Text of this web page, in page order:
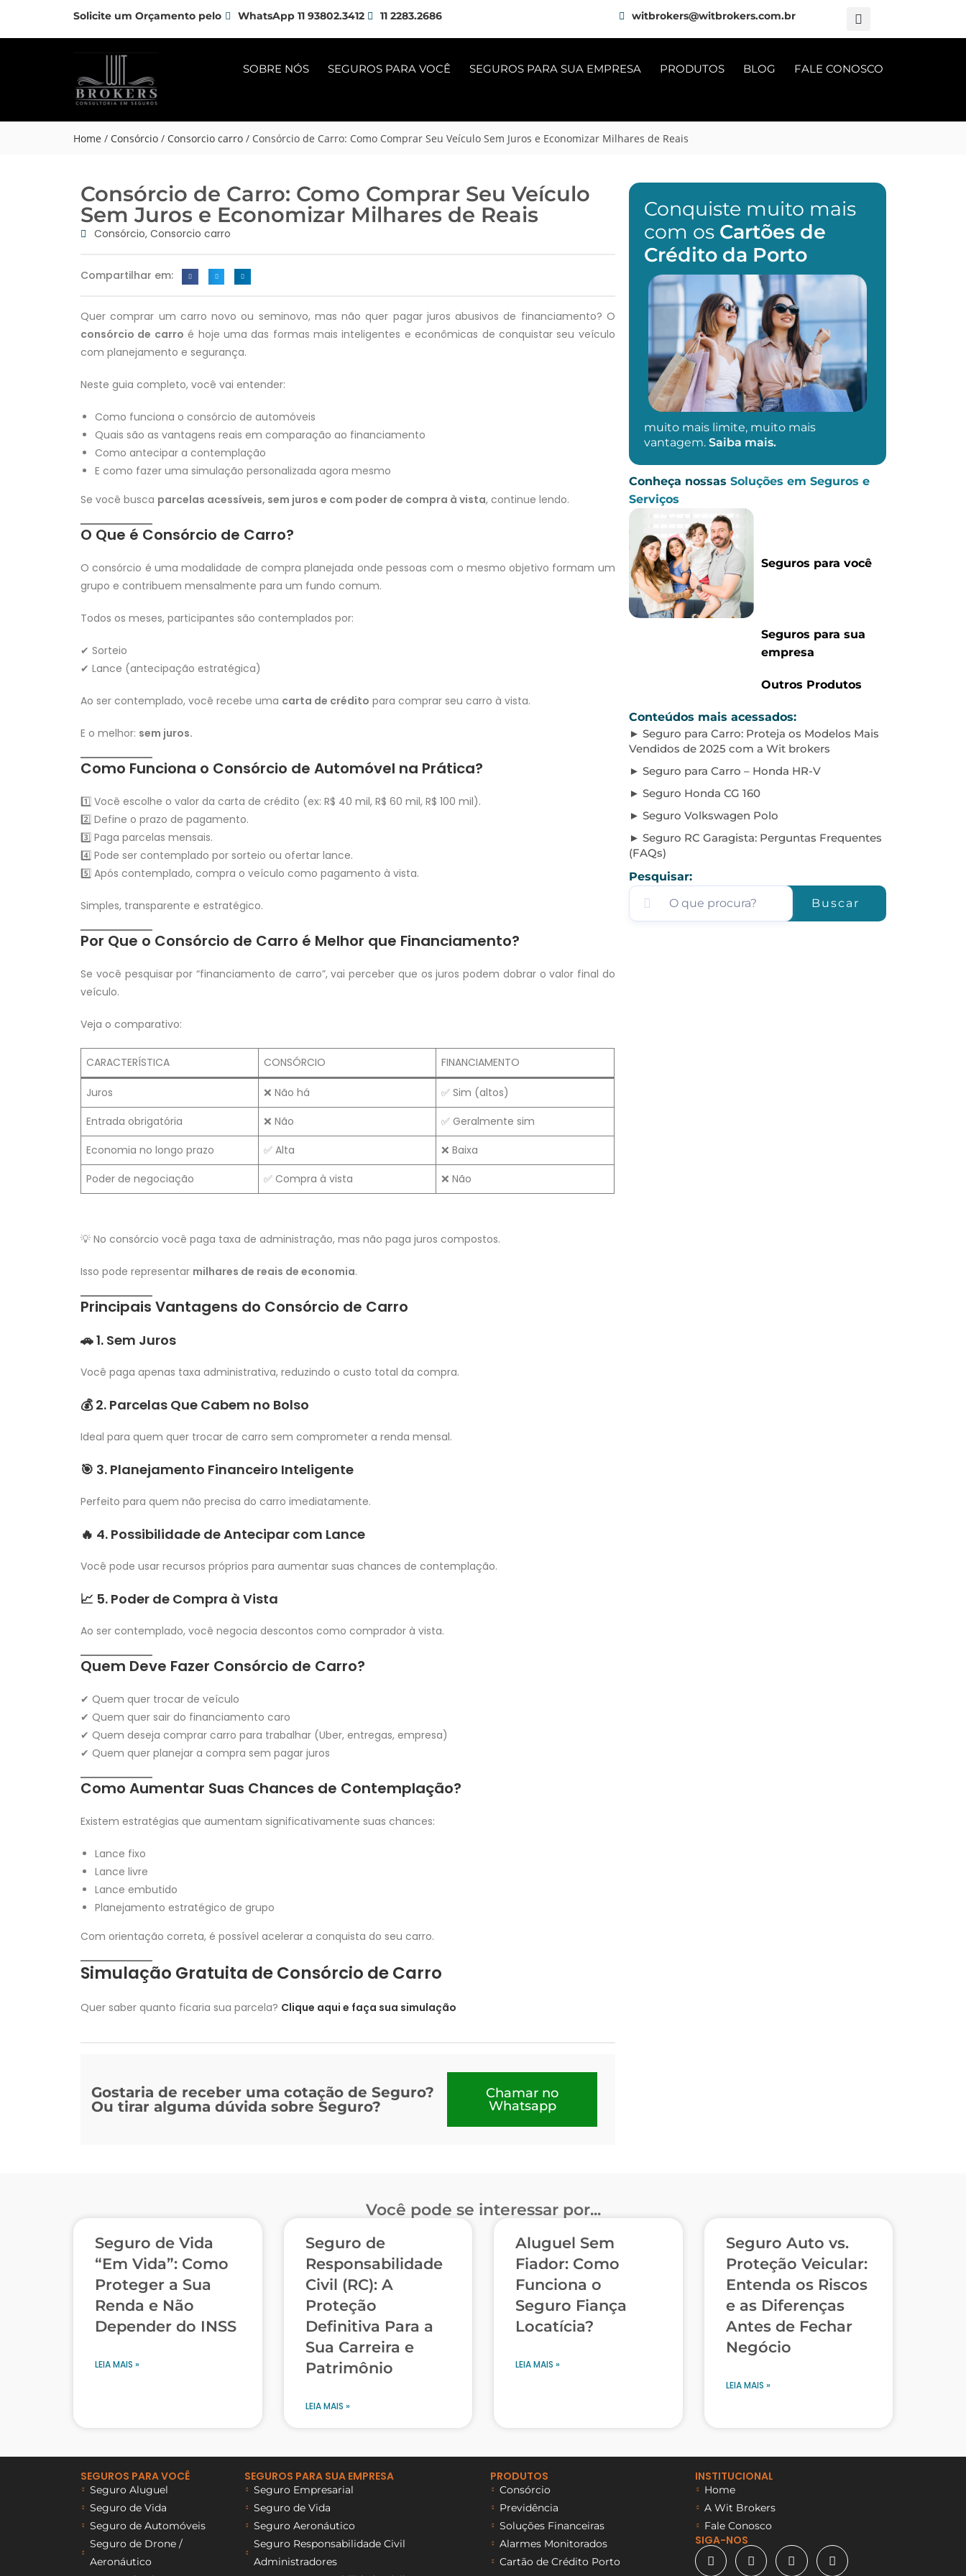
Solicite um Orçamento pelo WhatsApp 11 93802.3412 11 2283.2686 witbrokers@witbrokers.com.br
SOBRE NÓS SEGUROS PARA VOCÊ SEGUROS PARA SUA EMPRESA PRODUTOS BLOG FALE CONOSCO
Home / Consórcio / Consorcio carro / Consórcio de Carro: Como Comprar Seu Veículo Sem Juros e Economizar Milhares de Reais
Consórcio de Carro: Como Comprar Seu Veículo
Sem Juros e Economizar Milhares de Reais
Consórcio, Consorcio carro
Compartilhar em:
Quer comprar um carro novo ou seminovo, mas não quer pagar juros abusivos de financiamento? O
consórcio de carro é hoje uma das formas mais inteligentes e econômicas de conquistar seu veículo
com planejamento e segurança.
Neste guia completo, você vai entender:
Como funciona o consórcio de automóveis
Quais são as vantagens reais em comparação ao financiamento
Como antecipar a contemplação
E como fazer uma simulação personalizada agora mesmo
Se você busca parcelas acessíveis, sem juros e com poder de compra à vista, continue lendo.
O Que é Consórcio de Carro?
O consórcio é uma modalidade de compra planejada onde pessoas com o mesmo objetivo formam um
grupo e contribuem mensalmente para um fundo comum.
Todos os meses, participantes são contemplados por:
✔ Sorteio
✔ Lance (antecipação estratégica)
Ao ser contemplado, você recebe uma carta de crédito para comprar seu carro à vista.
E o melhor: sem juros.
Como Funciona o Consórcio de Automóvel na Prática?
1️⃣ Você escolhe o valor da carta de crédito (ex: R$ 40 mil, R$ 60 mil, R$ 100 mil).
2️⃣ Define o prazo de pagamento.
3️⃣ Paga parcelas mensais.
4️⃣ Pode ser contemplado por sorteio ou ofertar lance.
5️⃣ Após contemplado, compra o veículo como pagamento à vista.
Simples, transparente e estratégico.
Por Que o Consórcio de Carro é Melhor que Financiamento?
Se você pesquisar por “financiamento de carro”, vai perceber que os juros podem dobrar o valor final do
veículo.
Veja o comparativo:
CARACTERÍSTICA CONSÓRCIO FINANCIAMENTO
Juros ❌ Não há
✅ Sim (altos)
Entrada obrigatória
❌ Não
✅ Geralmente sim
Economia no longo prazo
✅ Alta
❌ Baixa
Poder de negociação
✅ Compra à vista ❌ Não
💡 No consórcio você paga taxa de administração, mas não paga juros compostos.
Isso pode representar milhares de reais de economia.
Principais Vantagens do Consórcio de Carro
🚗 1. Sem Juros
Você paga apenas taxa administrativa, reduzindo o custo total da compra.
💰 2. Parcelas Que Cabem no Bolso
Ideal para quem quer trocar de carro sem comprometer a renda mensal.
🎯 3. Planejamento Financeiro Inteligente
Perfeito para quem não precisa do carro imediatamente.
🔥 4. Possibilidade de Antecipar com Lance
Você pode usar recursos próprios para aumentar suas chances de contemplação.
📈 5. Poder de Compra à Vista
Ao ser contemplado, você negocia descontos como comprador à vista.
Quem Deve Fazer Consórcio de Carro?
✔ Quem quer trocar de veículo
✔ Quem quer sair do financiamento caro
✔ Quem deseja comprar carro para trabalhar (Uber, entregas, empresa)
✔ Quem quer planejar a compra sem pagar juros
Como Aumentar Suas Chances de Contemplação?
Existem estratégias que aumentam significativamente suas chances:
Lance fixo
Lance livre
Lance embutido
Planejamento estratégico de grupo
Com orientação correta, é possível acelerar a conquista do seu carro.
Simulação Gratuita de Consórcio de Carro
Quer saber quanto ficaria sua parcela? Clique aqui e faça sua simulação
Gostaria de receber uma cotação de Seguro?
Ou tirar alguma dúvida sobre Seguro?
Chamar no
Whatsapp
Conquiste muito mais
com os Cartões de
Crédito da Porto
muito mais limite, muito mais
vantagem. Saiba mais.
Conheça nossas Soluções em Seguros e
Serviços
Seguros para você
Seguros para sua
empresa
Outros Produtos
Conteúdos mais acessados:
Seguro para Carro: Proteja os Modelos Mais
Vendidos de 2025 com a Wit brokers
Seguro para Carro – Honda HR-V
Seguro Honda CG 160
Seguro Volkswagen Polo
Seguro RC Garagista: Perguntas Frequentes
(FAQs)
Pesquisar:
Buscar
Você pode se interessar por...
Seguro de Vida
“Em Vida”: Como
Proteger a Sua
Renda e Não
Depender do INSS
LEIA MAIS »
Seguro de
Responsabilidade
Civil (RC): A
Proteção
Definitiva Para a
Sua Carreira e
Patrimônio
LEIA MAIS »
Aluguel Sem
Fiador: Como
Funciona o
Seguro Fiança
Locatícia?
LEIA MAIS »
Seguro Auto vs.
Proteção Veicular:
Entenda os Riscos
e as Diferenças
Antes de Fechar
Negócio
LEIA MAIS »
SEGUROS PARA VOCÊ
Seguro Aluguel
Seguro de Vida
Seguro de Automóveis
Seguro de Drone /
Aeronáutico
SEGUROS PARA SUA EMPRESA
Seguro Empresarial
Seguro de Vida
Seguro Aeronáutico
Seguro Responsabilidade Civil
Administradores
PRODUTOS
Consórcio
Previdência
Soluções Financeiras
Alarmes Monitorados
Cartão de Crédito Porto
INSTITUCIONAL
Home
A Wit Brokers
Fale Conosco
SIGA-NOS